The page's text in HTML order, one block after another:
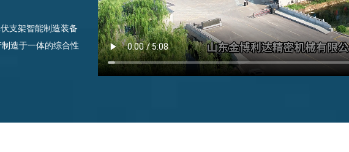
支架智能制造装备
造于一体的综合性